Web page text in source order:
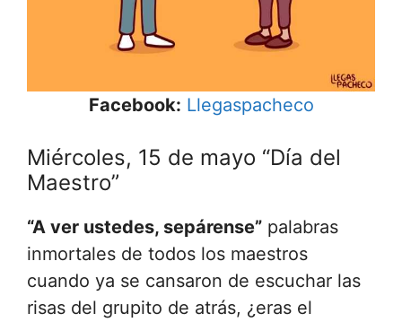
Facebook: Llegaspacheco
Miércoles, 15 de mayo “Día del
Maestro”
“A ver ustedes, sepárense” palabras
inmortales de todos los maestros
cuando ya se cansaron de escuchar las
risas del grupito de atrás, ¿eras el